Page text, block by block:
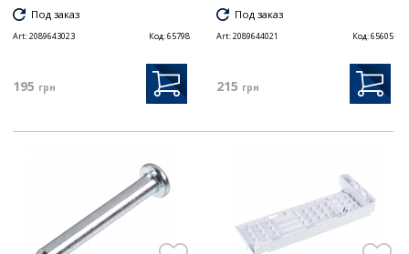
Под заказ
Art:2089643023 Код:65798
195 грн
Под заказ
Art:2089644021 Код:65605
215 грн